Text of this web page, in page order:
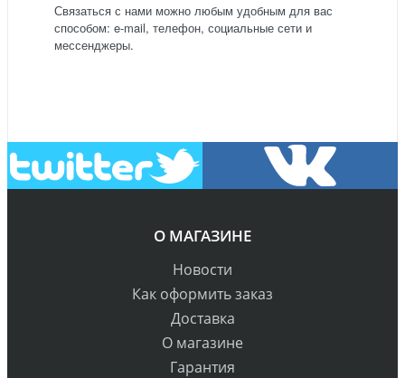
Связаться с нами можно любым удобным для вас
способом: e-mail, телефон, социальные сети и
мессенджеры.
О МАГАЗИНЕ
Новости
Как оформить заказ
Доставка
О магазине
Гарантия